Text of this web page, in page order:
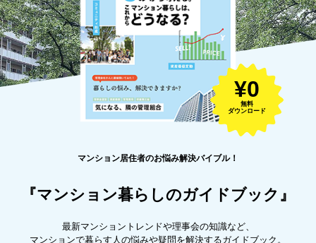
¥0
無料
ダウンロード
マンション居住者のお悩み解決バイブル！
『マンション暮らしのガイドブック』
最新マンショントレンドや理事会の知識など、
マンションで暮らす人の悩みや疑問を解決するガイドブック。